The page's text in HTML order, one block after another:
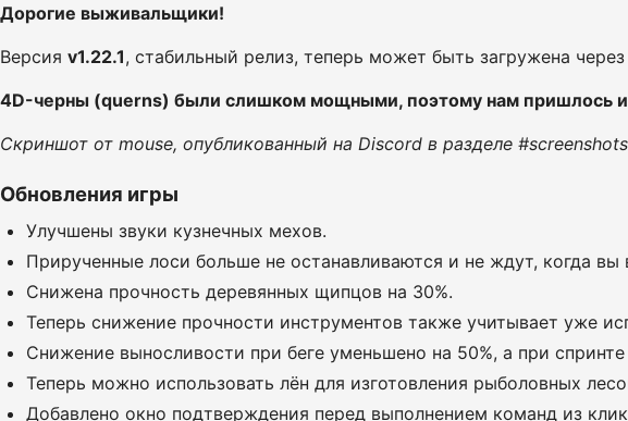
Дорогие выживальщики!
Версия v1.22.1, стабильный релиз, теперь может быть загружена через
4D-черны (querns) были слишком мощными, поэтому нам пришлось
Скриншот от mouse, опубликованный на Discord в разделе
Обновления игры
Улучшены звуки кузнечных мехов.
Прирученные лоси больше не останавливаются и не ждут, когда
Снижена прочность деревянных щипцов на 30%.
Теперь снижение прочности инструментов также учитывает уже
Снижение выносливости при беге уменьшено на 50%, а при
Теперь можно использовать лён для изготовления рыболовных
Добавлено окно подтверждения перед выполнением команд из